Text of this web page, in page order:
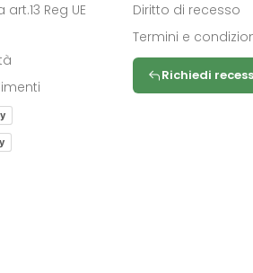
Reg UE
Diritto di recesso
Termini e
Richiedi